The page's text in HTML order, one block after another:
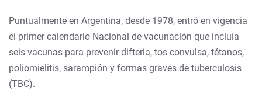
Puntualmente en Argentina, desde 1978, entró en vigencia
el primer calendario Nacional de vacunación que incluía
seis vacunas para prevenir difteria, tos convulsa, tétanos,
poliomielitis, sarampión y formas graves de tuberculosis
(TBC).